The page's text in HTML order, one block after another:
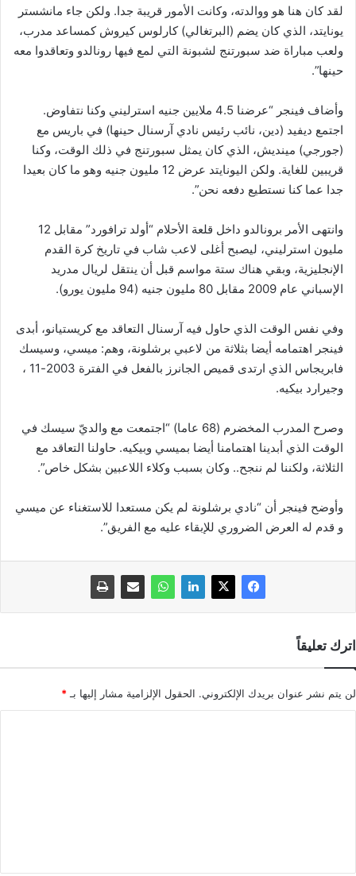
لقد كان هنا هو ووالدته، وكانت الأمور قريبة جدا. ولكن جاء مانشستر
يونايتد، الذي كان يضم (البرتغالي) كارلوس كيروش كمساعد مدرب،
ولعب مباراة ضد سبورتنج لشبونة التي لمع فيها رونالدو وتعاقدوا معه
حينها”.
وأضاف فينجر “عرضنا 4.5 ملايين جنيه استرليني وكنا نتفاوض.
اجتمع ديفيد (دين، نائب رئيس نادي آرسنال حينها) في باريس مع
(جورجي) مينديش، الذي كان يمثل سبورتنج في ذلك الوقت، وكنا
قريبين للغاية. ولكن اليونايتد عرض 12 مليون جنيه وهو ما كان بعيدا
جدا عما كنا نستطيع دفعه نحن”.
وانتهى الأمر برونالدو داخل قلعة الأحلام “أولد ترافورد” مقابل 12
مليون استرليني، ليصبح أغلى لاعب شاب في تاريخ كرة القدم
الإنجليزية، وبقي هناك ستة مواسم قبل أن ينتقل لريال مدريد
الإسباني عام 2009 مقابل 80 مليون جنيه (94 مليون يورو).
وفي نفس الوقت الذي حاول فيه آرسنال التعاقد مع كريستيانو، أبدى
فينجر اهتمامه أيضا بثلاثة من لاعبي برشلونة، وهم: ميسي، وسيسك
فابريجاس الذي ارتدى قميص الجانرز بالفعل في الفترة 2003-11 ،
وجيرارد بيكيه.
وصرح المدرب المخضرم (68 عاما) “اجتمعت مع والديّ سيسك في
الوقت الذي أبدينا اهتمامنا أيضا بميسي وبيكيه. حاولنا التعاقد مع
الثلاثة، ولكننا لم ننجح.. وكان بسبب وكلاء اللاعبين بشكل خاص”.
وأوضح فينجر أن “نادي برشلونة لم يكن مستعدا للاستغناء عن ميسي
و قدم له العرض الضروري للإبقاء عليه مع الفريق”.
اترك تعليقاً
لن يتم نشر عنوان بريدك الإلكتروني. الحقول الإلزامية مشار إليها بـ *